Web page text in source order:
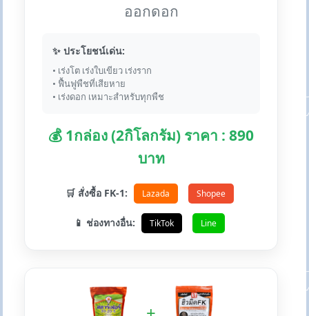
ออกดอก
✨ ประโยชน์เด่น:
• เร่งโต เร่งใบเขียว เร่งราก
• ฟื้นฟูพืชที่เสียหาย
• เร่งดอก เหมาะสำหรับทุกพืช
💰 1กล่อง (2กิโลกรัม) ราคา : 890
บาท
🛒 สั่งซื้อ FK-1: Lazada Shopee
📱 ช่องทางอื่น: TikTok Line